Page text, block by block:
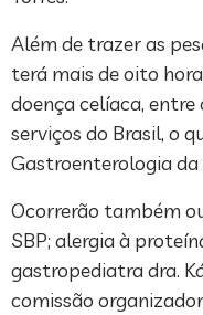
Além de trazer as
terá mais de oito
doença celíaca,
serviços do Brasil, o
Gastroenterologia da
Ocorrerão também
SBP; alergia à
gastropediatra dra.
comissão